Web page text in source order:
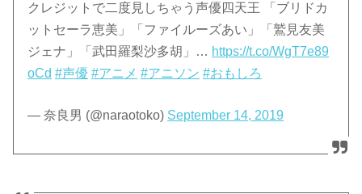
クレジットで二度見しちゃう声優四天王 「ブリドカ
ットセーラ恵美」「ファイルーズあい」「鷲見友美
ジェナ」「武田羅梨沙多胡」… https://t.co/WgT7e89
oCd #声優 #アニメ #アニソン #おもしろ
— 奈良男 (@naraotoko) September 14, 2019